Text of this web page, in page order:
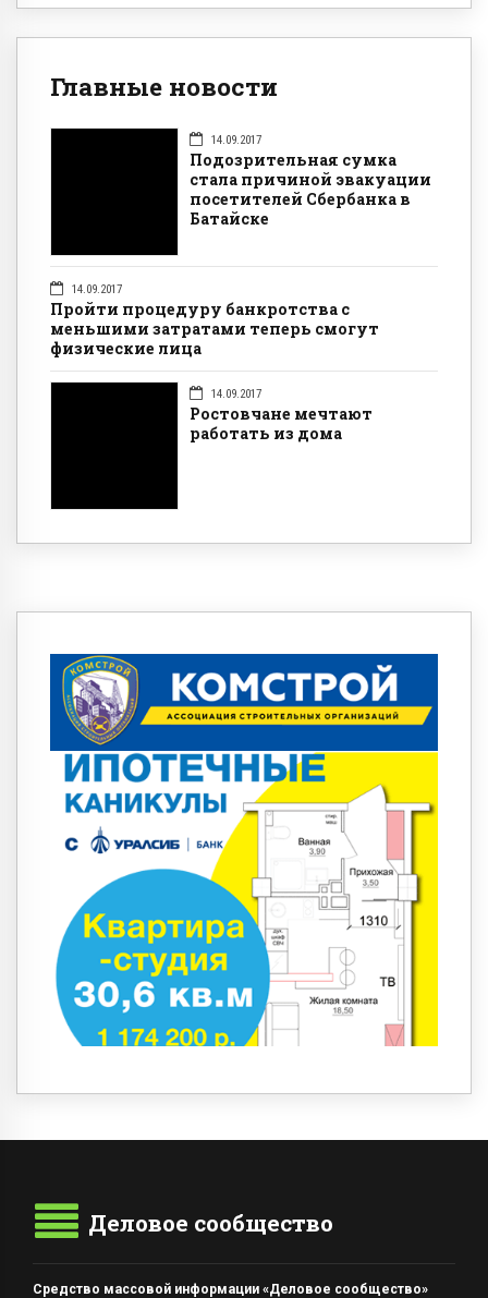
Главные новости
14.09.2017
Подозрительная сумка
стала причиной эвакуации
посетителей Сбербанка в
Батайске
14.09.2017
Пройти процедуру банкротства с
меньшими затратами теперь смогут
физические лица
14.09.2017
Ростовчане мечтают
работать из дома
Деловое сообщество
Средство массовой информации «Деловое сообщество»